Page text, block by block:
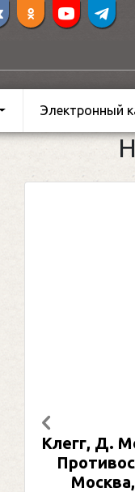
Электронный
Клегг, Д.
Предыдущий